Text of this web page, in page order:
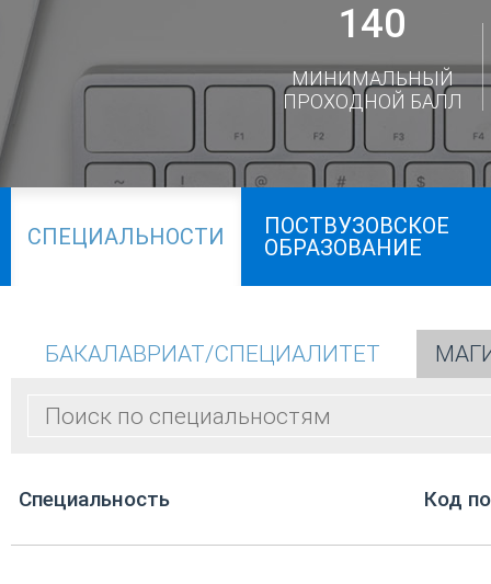
140
МИНИМАЛЬНЫЙ
ПРОХОДНОЙ БАЛЛ
СПЕЦИАЛЬНОСТИ
ПОСТВУЗОВСКОЕ
ОБРАЗОВАНИЕ
БАКАЛАВРИАТ/СПЕЦИАЛИТЕТ
Cпециальность Код